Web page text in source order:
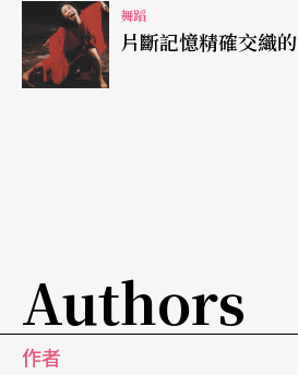
的現代舞具體且故事化。以〈
例，他在天棚上懸吊了二十枝黑
《看誰在看誰》以舞蹈劇場的
強過舞蹈，也因此無法從純粹肢
賞。「看」這個主題貫穿全場，
舞蹈
片斷記憶精確交織
Authors
作者